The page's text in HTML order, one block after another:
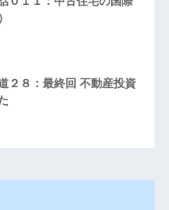
２８：最終回 不動産投資